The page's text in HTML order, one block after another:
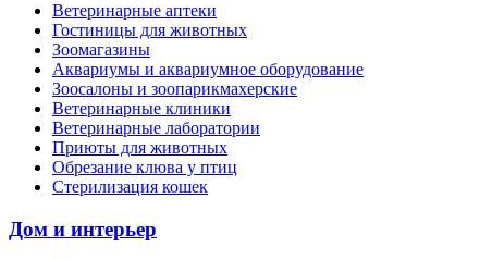
Ветеринарные аптеки
Гостиницы для животных
Зоомагазины
Аквариумы и аквариумное оборудование
Зоосалоны и зоопарикмахерские
Ветеринарные клиники
Ветеринарные лаборатории
Приюты для животных
Обрезание клюва у птиц
Стерилизация кошек
Дом и интерьер